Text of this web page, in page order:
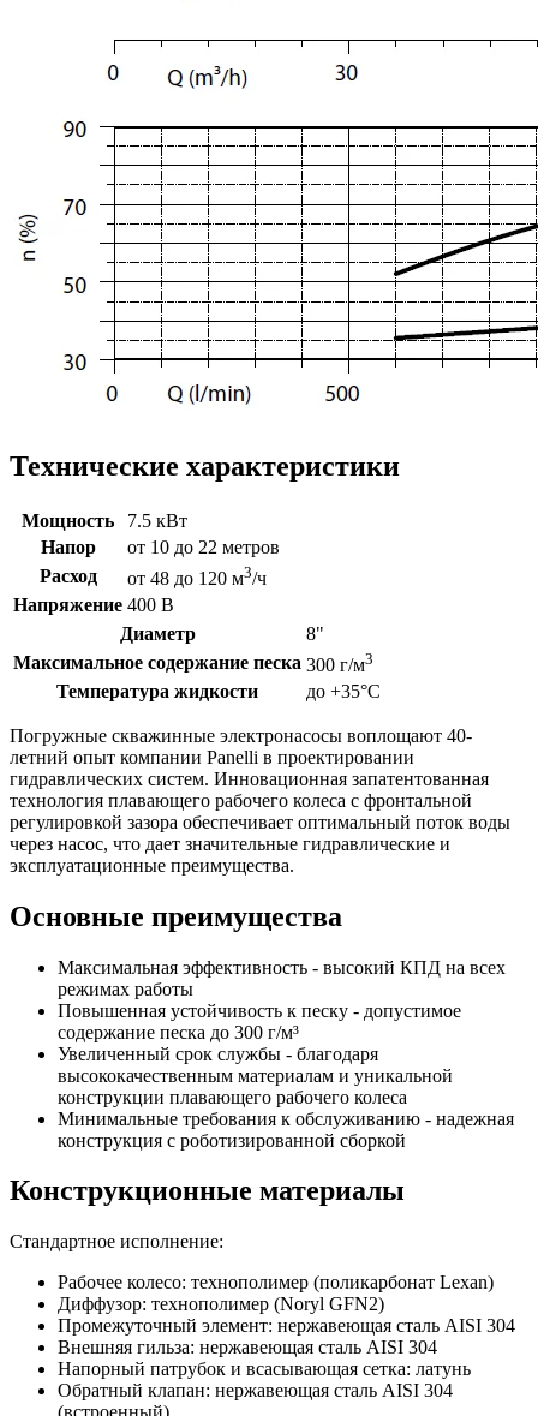
Технические характеристики
Мощность
7.5 кВт
Напор
от 10 до 22 метров
Расход
от 48 до 120 м3/ч
Напряжение 400 В
Диаметр
8"
Максимальное содержание песка 300 г/м3
Температура жидкости до +35°C
Погружные скважинные электронасосы воплощают 40-
летний опыт компании Panelli в проектировании
гидравлических систем. Инновационная запатентованная
технология плавающего рабочего колеса с фронтальной
регулировкой зазора обеспечивает оптимальный поток воды
через насос, что дает значительные гидравлические и
эксплуатационные преимущества.
Основные преимущества
Максимальная эффективность - высокий КПД на всех
режимах работы
Повышенная устойчивость к песку - допустимое
содержание песка до 300 г/м³
Увеличенный срок службы - благодаря
высококачественным материалам и уникальной
конструкции плавающего рабочего колеса
Минимальные требования к обслуживанию - надежная
конструкция с роботизированной сборкой
Конструкционные материалы
Стандартное исполнение:
Рабочее колесо: технополимер (поликарбонат Lexan)
Диффузор: технополимер (Noryl GFN2)
Промежуточный элемент: нержавеющая сталь AISI 304
Внешняя гильза: нержавеющая сталь AISI 304
Напорный патрубок и всасывающая сетка: латунь
Обратный клапан: нержавеющая сталь AISI 304